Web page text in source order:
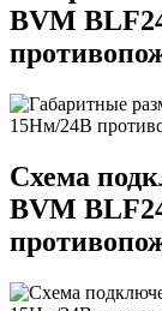
BVM
Схема
BVM